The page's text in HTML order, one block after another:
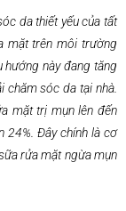
da thiết yếu của tất
mặt trên môi trường
này đang tăng
chăm sóc da tại nhà.
mặt trị mụn lên đến
24%. Đây chính là cơ
rửa mặt ngừa mụn